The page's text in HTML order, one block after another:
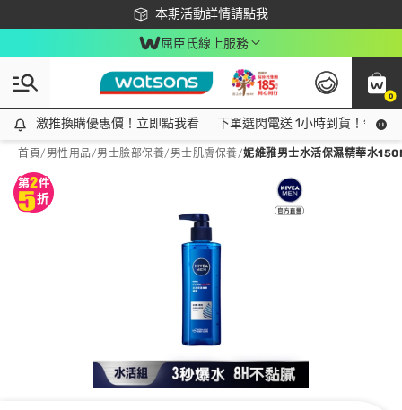
本期活動詳情請點我
下載app最高回饋$350
屈臣氏線上服務
0
激推換購優惠價！立即點我看
激推換購優惠價！立即點我看 下單選閃電送 1小時到貨！領神
首頁/ 男性用品/男士臉部保養/ 男士肌膚保養/妮維雅男士水活保濕精華水